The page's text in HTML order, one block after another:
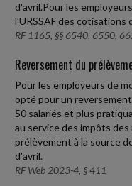
d'avril.Pour les
l'URSSAF des cotisations
RF 1165, §§ 6540, 6550,
Reversement du
Pour les employeurs de
opté pour un
50 salariés et plus
au service des impôts
prélèvement à la source
d'avril.
RF Web 2023-4, § 411